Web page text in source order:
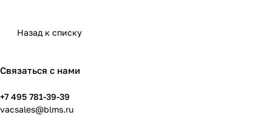
Назад к списку
Связаться с нами
+7 495 781-39-39
vacsales@blms.ru